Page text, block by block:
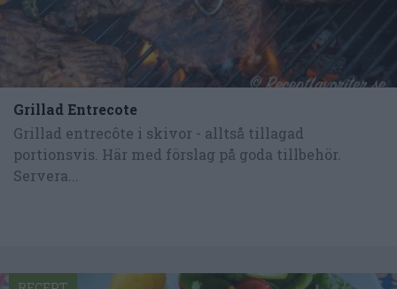
Grillad Entrecote
Grillad entrecôte i skivor - alltså tillagad
portionsvis. Här med förslag på goda tillbehör.
Servera...